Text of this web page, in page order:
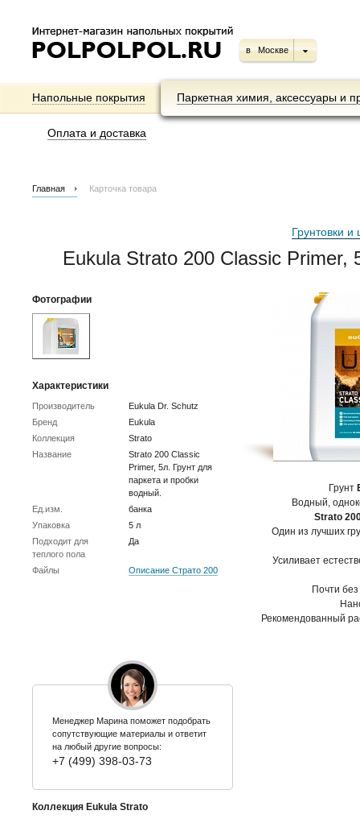
в Москве
Напольные покрытия Паркетная химия, аксессуары и
Оплата и доставка
Главная Карточка товара
Грунтовки и
Eukula Strato 200 Classic Primer,
Фотографии
Характеристики
Производитель
Eukula Dr. Schutz
Бренд
Eukula
Коллекция
Strato
Название
Strato 200 Classic
Primer, 5л. Грунт для
паркета и пробки
водный.
Ед.изм.
банка
Упаковка
5 л
Подходит для
теплого пола
Да
Файлы Описание Страто 200
Грунт
Водный,
Strato
Один из лучших
Усиливает
Почти
Рекомендованный
Менеджер Марина поможет подобрать
сопутствующие материалы и ответит
на любый другие вопросы:
+7 (499) 398-03-73
Коллекция Eukula Strato